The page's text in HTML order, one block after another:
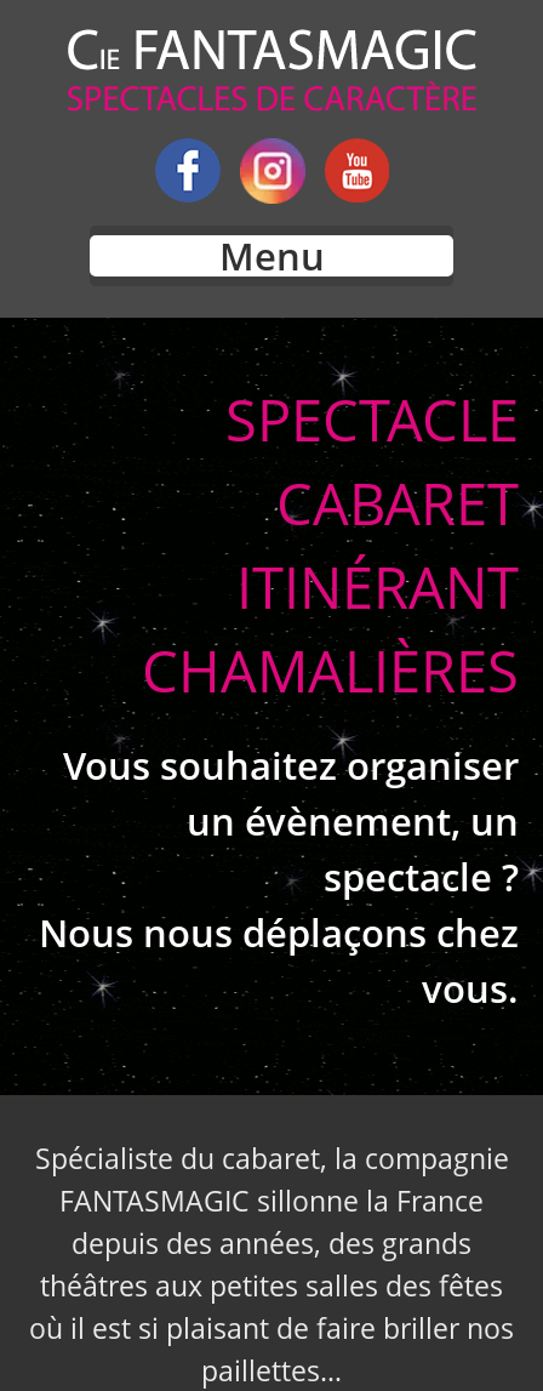
Menu
SPECTACLE
CABARET
ITINÉRANT
CHAMALIÈRES
Vous souhaitez organiser
un évènement, un
spectacle ?
Nous nous déplaçons chez
vous.
Spécialiste du cabaret, la compagnie
FANTASMAGIC sillonne la France
depuis des années, des grands
théâtres aux petites salles des fêtes
où il est si plaisant de faire briller nos
paillettes…